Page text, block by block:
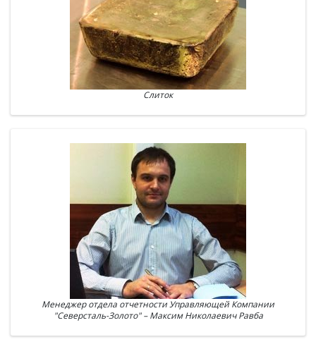
Слиток
Менеджер отдела отчетности Управляющей Компании
"Северсталь-Золото" – Максим Николаевич Равба